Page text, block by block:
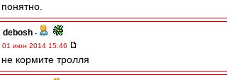
понятно.
debosh -
01 июн 2014 15:46
не кормите тролля